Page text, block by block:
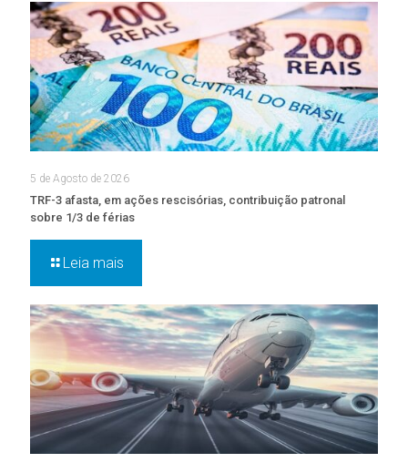
5 de Agosto de 2026
TRF-3 afasta, em ações rescisórias, contribuição patronal
sobre 1/3 de férias
Leia mais